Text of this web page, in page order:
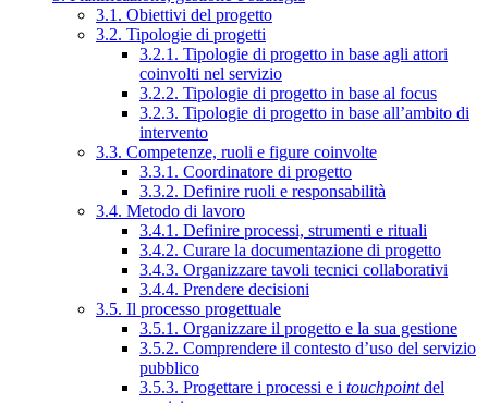
3.1. Obiettivi del progetto
3.2. Tipologie di progetti
3.2.1. Tipologie di progetto in base agli attori
coinvolti nel servizio
3.2.2. Tipologie di progetto in base al focus
3.2.3. Tipologie di progetto in base all’ambito di
intervento
3.3. Competenze, ruoli e figure coinvolte
3.3.1. Coordinatore di progetto
3.3.2. Definire ruoli e responsabilità
3.4. Metodo di lavoro
3.4.1. Definire processi, strumenti e rituali
3.4.2. Curare la documentazione di progetto
3.4.3. Organizzare tavoli tecnici collaborativi
3.4.4. Prendere decisioni
3.5. Il processo progettuale
3.5.1. Organizzare il progetto e la sua gestione
3.5.2. Comprendere il contesto d’uso del servizio
pubblico
3.5.3. Progettare i processi e i touchpointdel